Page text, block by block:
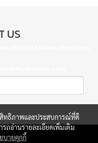
US
สิทธิภาพและประสบการณ์ที่ดี
ถอ่านรายละเอียดเพิ่มเติม
บายคุกกี้